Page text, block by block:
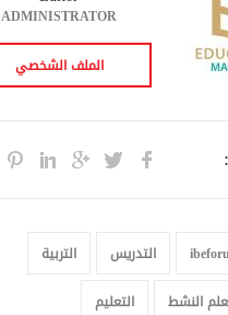
ADMINISTRATOR
الملف الشخصي
التدريس
التربية
النشط
التعليم